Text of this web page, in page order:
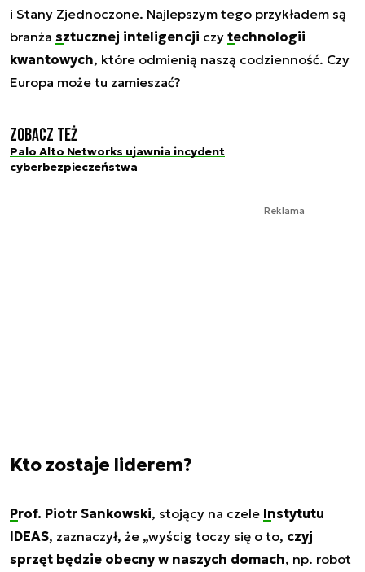
i Stany Zjednoczone. Najlepszym tego przykładem są
branża sztucznej inteligencji czy technologii
kwantowych, które odmienią naszą codzienność. Czy
Europa może tu zamieszać?
Zobacz też
Palo Alto Networks ujawnia incydent
cyberbezpieczeństwa
Reklama
Kto zostaje liderem?
Prof. Piotr Sankowski, stojący na czele Instytutu
IDEAS, zaznaczył, że „wyścig toczy się o to, czyj
sprzęt będzie obecny w naszych domach, np. robot